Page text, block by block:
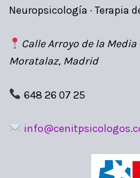
Neuropsicología · Terapia
Calle Arroyo de la Media
Moratalaz, Madrid
648 26 07 25